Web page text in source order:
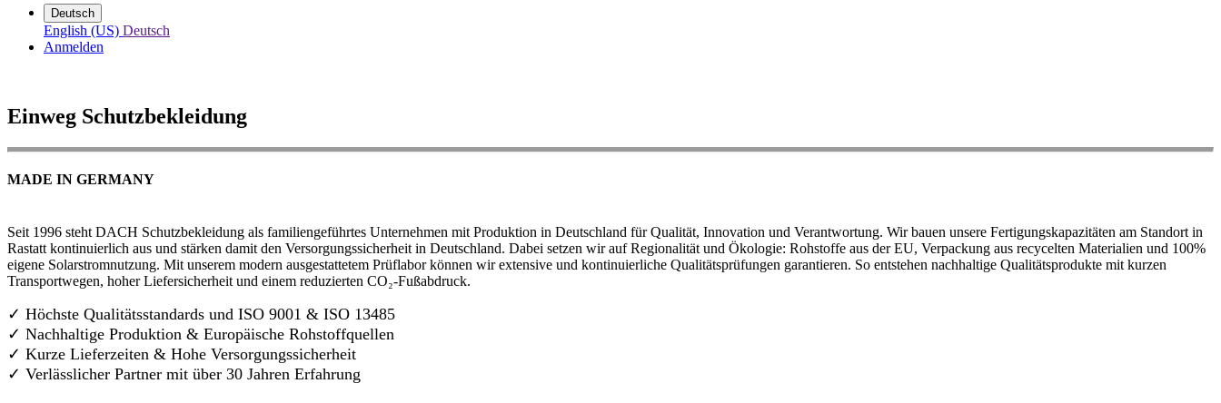
Deutsch
English (US) Deutsch
Anmelden
Einweg Schutzbekleidung
MADE IN GERMANY
Seit 1996 steht DACH Schutzbekleidung als familiengeführtes Unternehmen mit Produktion in Deutschland für Qualität, Innovation und Verantwortung. Wir bauen unsere Fertigungskapazitäten am Standort in
Rastatt kontinuierlich aus und stärken damit den Versorgungssicherheit in Deutschland. Dabei setzen wir auf Regionalität und Ökologie: Rohstoffe aus der EU, Verpackung aus recycelten Materialien und 100%
eigene Solarstromnutzung. Mit unserem modern ausgestattetem Prüflabor können wir extensive und kontinuierliche Qualitätsprüfungen garantieren. So entstehen nachhaltige Qualitätsprodukte mit kurzen
Transportwegen, hoher Liefersicherheit und einem reduzierten CO₂-Fußabdruck.
✓ Höchste Qualitätsstandards und ISO 9001 & ISO 13485
✓ Nachhaltige Produktion & Europäische Rohstoffquellen
✓ Kurze Lieferzeiten & Hohe Versorgungssicherheit
✓ Verlässlicher Partner mit über 30 Jahren Erfahrung